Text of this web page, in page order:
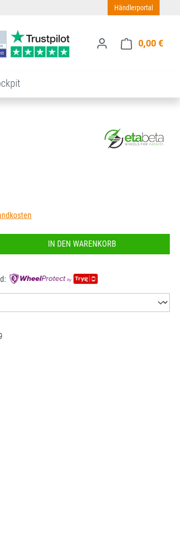
Händlerportal
0,00 €
den gewünschten Wert ein oder
IN DEN WARENKORB